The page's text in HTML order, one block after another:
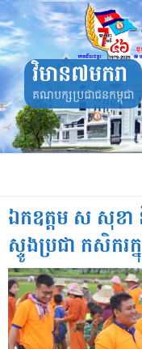
Skip
to
content
វិមាន៧មករា
គណបក្សប្រជាជនកម្ពុជា
ឯកឧត្តម ស សុខ
ស្ទូងប្រជា កសិករក្